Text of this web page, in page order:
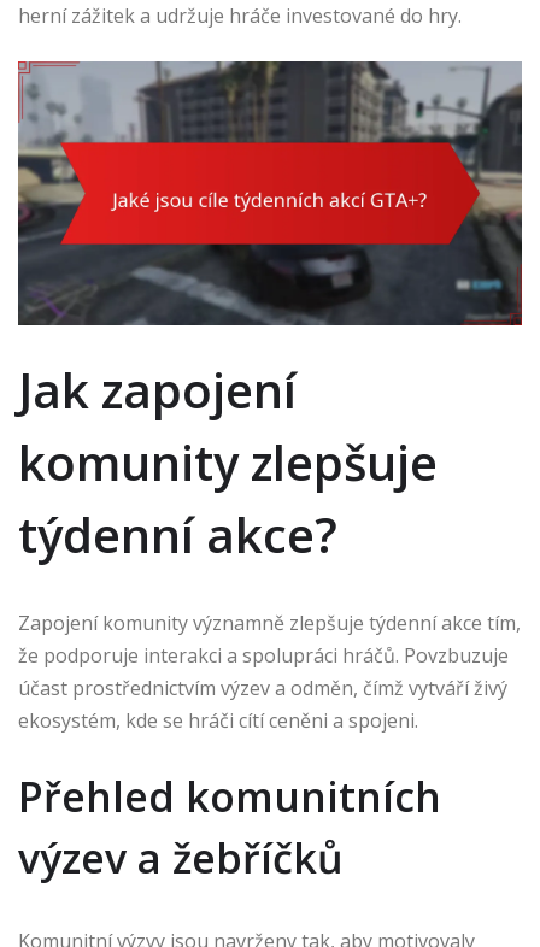
herní zážitek a udržuje hráče investované do hry.
Jak zapojení
komunity zlepšuje
týdenní akce?
Zapojení komunity významně zlepšuje týdenní akce tím,
že podporuje interakci a spolupráci hráčů. Povzbuzuje
účast prostřednictvím výzev a odměn, čímž vytváří živý
ekosystém, kde se hráči cítí ceněni a spojeni.
Přehled komunitních
výzev a žebříčků
Komunitní výzvy jsou navrženy tak, aby motivovaly